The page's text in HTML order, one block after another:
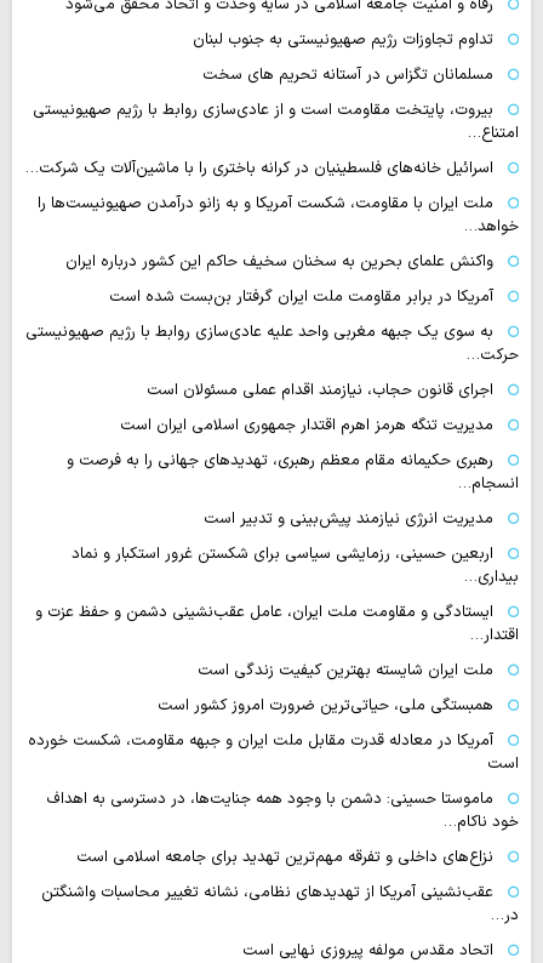
تداوم تجاوزات رژیم صهیونیستی به جنوب لبنان
مسلمانان تگزاس در آستانه تحریم های سخت
بیروت، پایتخت مقاومت است و از عادی‌سازی روابط با رژیم صهیونیستی
امتناع…
اسرائیل خانه‌های فلسطینیان در کرانه باختری را با ماشین‌آلات یک شرکت…
ملت ایران با مقاومت، شکست آمریکا و به زانو درآمدن صهیونیست‌ها را
خواهد…
واکنش علمای بحرین به سخنان سخیف حاکم این کشور درباره ایران
آمریکا در برابر مقاومت ملت ایران گرفتار بن‌بست شده است
به سوی یک جبهه مغربی واحد علیه عادی‌سازی روابط با رژیم صهیونیستی
حرکت…
اجرای قانون حجاب، نیازمند اقدام عملی مسئولان است
مدیریت تنگه هرمز اهرم اقتدار جمهوری اسلامی ایران است
رهبری حکیمانه مقام معظم رهبری، تهدیدهای جهانی را به فرصت و
انسجام…
مدیریت انرژی نیازمند پیش‌بینی و تدبیر است
اربعین حسینی، رزمایشی سیاسی برای شکستن غرور استکبار و نماد
بیداری…
ایستادگی و مقاومت ملت ایران، عامل عقب‌نشینی دشمن و حفظ عزت و
اقتدار…
ملت ایران شایسته بهترین کیفیت زندگی است
همبستگی ملی، حیاتی‌ترین ضرورت امروز کشور است
آمریکا در معادله قدرت مقابل ملت ایران و جبهه مقاومت، شکست خورده
است
ماموستا حسینی: دشمن با وجود همه جنایت‌ها، در دسترسی به اهداف
خود ناکام…
نزاع‌های داخلی و تفرقه مهم‌ترین تهدید برای جامعه اسلامی است
عقب‌نشینی آمریکا از تهدیدهای نظامی، نشانه تغییر محاسبات واشنگتن
در…
اتحاد مقدس مولفه پیروزی نهایی است